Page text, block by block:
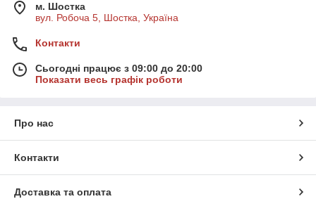
м. Шостка
вул. Робоча 5, Шостка, Україна
Контакти
Сьогодні працює з 09:00 до 20:00
Показати весь графік роботи
Про нас
Контакти
Доставка та оплата